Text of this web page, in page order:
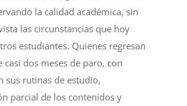
la calidad académica, sin
las circunstancias que hoy
estudiantes. Quienes regresan
casi dos meses de paro, con
sus rutinas de estudio,
parcial de los contenidos y